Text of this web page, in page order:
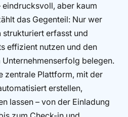
aber kaum
das Gegenteil: Nur wer
strukturiert erfasst und
effizient nutzen und den
belegen.
zentrale Plattform, mit der
erstellen,
lassen – von der Einladung